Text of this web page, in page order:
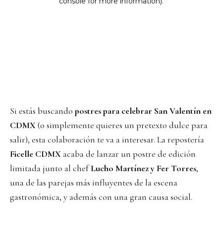
Si estás buscandopostres para celebrar San Valentín en
CDMX(o simplemente quieres un pretexto dulce para
salir), esta colaboración te va a interesar. La repostería
Ficelle CDMX acaba de lanzar un postre de edición
limitada junto al chefLucho Martínez y Fer Torres,
una de las parejas más influyentes de la escena
gastronómica, y además con una gran causa social.